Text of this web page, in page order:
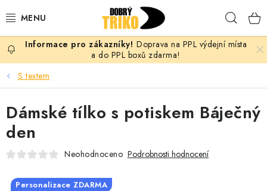
na
PRO ŽENY
PRO MUŽE
PRO DĚTI
PRO PÁRY
Doprava na PPL výdejní místa
a do PPL boxů zdarma!
S textem
Dámské tílko s potiskem Báječný
den
Neohodnoceno Podrobnosti hodnocení
Personalizace ZDARMA